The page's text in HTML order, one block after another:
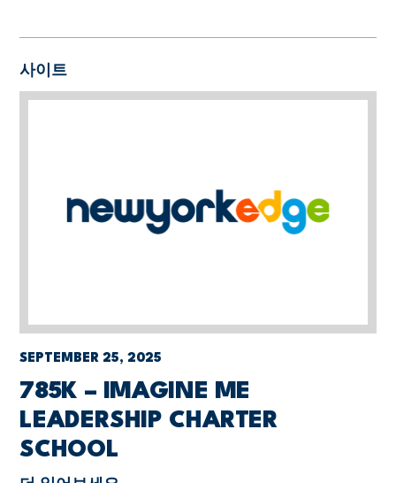
사이트
SEPTEMBER 25, 2025
785K – IMAGINE ME
LEADERSHIP CHARTER
SCHOOL